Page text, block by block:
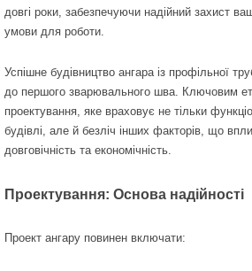
довгі роки, забезпечуючи надійний захист
умови для роботи.
Успішне будівництво ангара із профільної
до першого зварювального шва. Ключовим
проектування, яке враховує не тільки
будівлі, але й безліч інших факторів, що
довговічність та економічність.
Проектування: Основа надійності
Проект ангару повинен включати: